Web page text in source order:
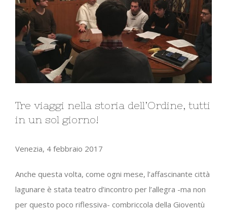
Tre viaggi nella storia dell’Ordine, tutti
in un sol giorno!
Venezia, 4 febbraio 2017
Anche questa volta, come ogni mese, l’affascinante città
lagunare è stata teatro d’incontro per l’allegra -ma non
per questo poco riflessiva- combriccola della Gioventù